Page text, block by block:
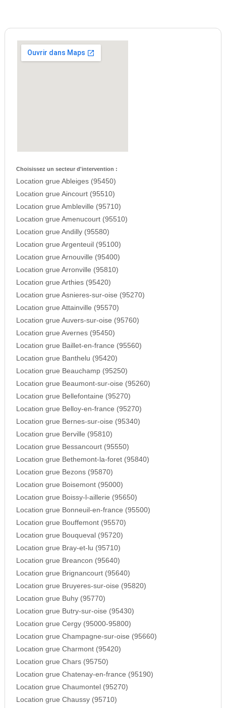
Choisissez un secteur d'intervention :
Location grue Ableiges (95450)
Location grue Aincourt (95510)
Location grue Ambleville (95710)
Location grue Amenucourt (95510)
Location grue Andilly (95580)
Location grue Argenteuil (95100)
Location grue Arnouville (95400)
Location grue Arronville (95810)
Location grue Arthies (95420)
Location grue Asnieres-sur-oise (95270)
Location grue Attainville (95570)
Location grue Auvers-sur-oise (95760)
Location grue Avernes (95450)
Location grue Baillet-en-france (95560)
Location grue Banthelu (95420)
Location grue Beauchamp (95250)
Location grue Beaumont-sur-oise (95260)
Location grue Bellefontaine (95270)
Location grue Belloy-en-france (95270)
Location grue Bernes-sur-oise (95340)
Location grue Berville (95810)
Location grue Bessancourt (95550)
Location grue Bethemont-la-foret (95840)
Location grue Bezons (95870)
Location grue Boisemont (95000)
Location grue Boissy-l-aillerie (95650)
Location grue Bonneuil-en-france (95500)
Location grue Bouffemont (95570)
Location grue Bouqueval (95720)
Location grue Bray-et-lu (95710)
Location grue Breancon (95640)
Location grue Brignancourt (95640)
Location grue Bruyeres-sur-oise (95820)
Location grue Buhy (95770)
Location grue Butry-sur-oise (95430)
Location grue Cergy (95000-95800)
Location grue Champagne-sur-oise (95660)
Location grue Charmont (95420)
Location grue Chars (95750)
Location grue Chatenay-en-france (95190)
Location grue Chaumontel (95270)
Location grue Chaussy (95710)